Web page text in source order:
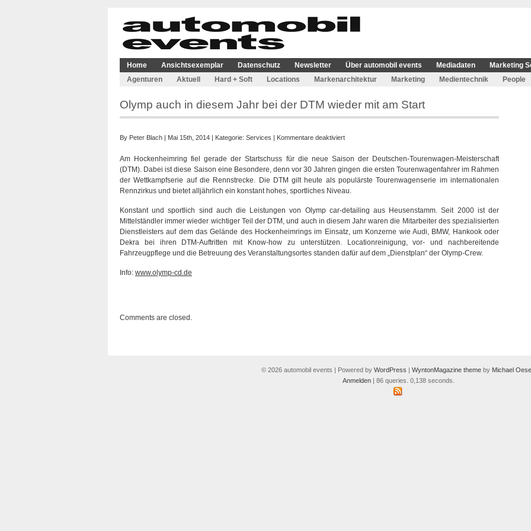
Home Ansichtsexemplar Datenschutz Newsletter Über automobil events Mediadaten
Marketing
Agenturen
Aktuell Hard + Soft Locations Markenarchitektur Marketing Medientechnik People
Olymp auch in diesem Jahr bei der DTM wieder mit am Start
By Peter Blach | Mai 15th, 2014 | Kategorie: Services | Kommentare deaktiviertfür
auch
in
diesem
Jahr
der
DTM
wieder
mit
am
Am Hockenheimring fiel gerade der Startschuss für die neue Saison der Deutschen-Tourenwagen-Meisterschaft
(DTM). Dabei ist diese Saison eine Besondere, denn vor 30 Jahren gingen die ersten Tourenwagenfahrer im Rahmen
der Wettkampfserie auf die Rennstrecke. Die DTM gilt heute als populärste Tourenwagenserie im internationalen
Rennzirkus und bietet alljährlich ein konstant hohes, sportliches Niveau.
Konstant und sportlich sind auch die Leistungen von Olymp car-detailing aus Heusenstamm. Seit 2000 ist der
Mittelständler immer wieder wichtiger Teil der DTM, und auch in diesem Jahr waren die Mitarbeiter des spezialisierten
Dienstleisters auf dem das Gelände des Hockenheimrings im Einsatz, um Konzerne wie Audi, BMW, Hankook oder
Dekra bei ihren DTM-Auftritten mit Know-how zu unterstützen. Locationreinigung, vor- und nachbereitende
Fahrzeugpflege und die Betreuung des Veranstaltungsortes standen dafür auf dem „Dienstplan“ der Olymp-Crew.
Info: www.olymp-cd.de
Comments are closed.
© 2026 automobil events | Powered by WordPress | WyntonMagazine theme by Michael
Anmelden| 86 queries. 0,138 seconds.